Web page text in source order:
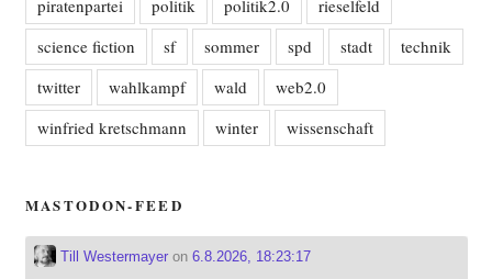
piratenpartei politik politik2.0
rieselfeld
science fiction
sf sommer spd stadt
technik
twitter
wahlkampf wald
web2.0
winfried kretschmann
winter wissenschaft
MASTODON-FEED
Till Westermayeron 6.8.2026, 18:23:17